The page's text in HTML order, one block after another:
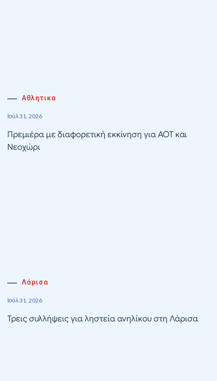
Αθλητικα
Ιούλ 31, 2026
Πρεμιέρα με διαφορετική εκκίνηση για ΑΟΤ και
Νεοχώρι
Λάρισα
Ιούλ 31, 2026
Τρεις συλλήψεις για ληστεία ανηλίκου στη Λάρισα